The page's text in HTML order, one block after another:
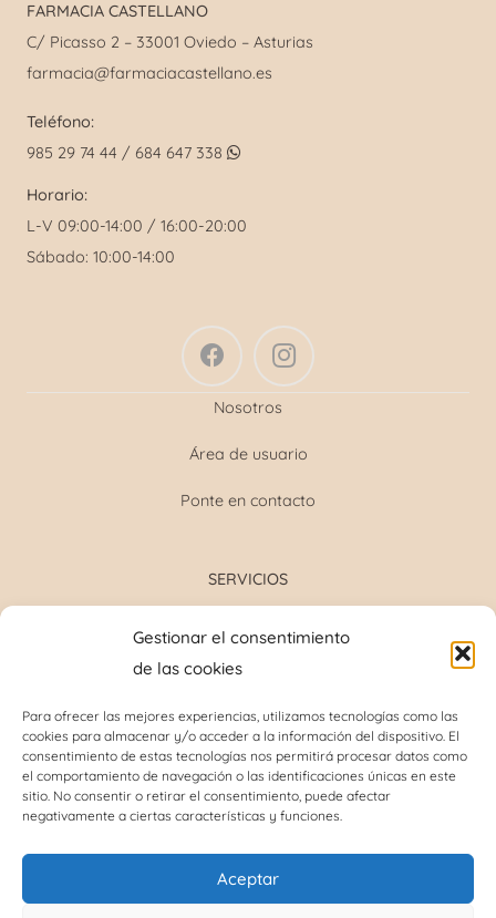
Gestionar el consentimiento
de las cookies
Para ofrecer las mejores experiencias, utilizamos tecnologías como las
cookies para almacenar y/o acceder a la información del dispositivo. El
consentimiento de estas tecnologías nos permitirá procesar datos como
el comportamiento de navegación o las identificaciones únicas en este
sitio. No consentir o retirar el consentimiento, puede afectar
negativamente a ciertas características y funciones.
Aceptar
FARMACIA CASTELLANO
C/ Picasso 2 – 33001 Oviedo – Asturias
farmacia@farmaciacastellano.es
Teléfono:
985 29 74 44 / 684 647 338
Horario:
L-V 09:00-14:00 / 16:00-20:00
Sábado: 10:00-14:00
Nosotros
Área de usuario
Ponte en contacto
SERVICIOS
Determinación glucosa y colesterol total
Perforación del lóbulo de la oreja
Análisis capilar
INFORMACIÓN DE INTERÉS